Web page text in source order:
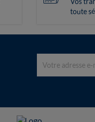
toute